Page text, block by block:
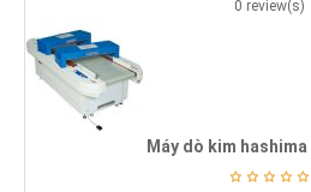
0 review(s)
Máy dò kim